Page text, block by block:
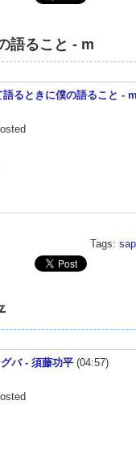
語ること - m
語るときに僕の語ること -
Tags:
バ - 須藤功平 (04:57)